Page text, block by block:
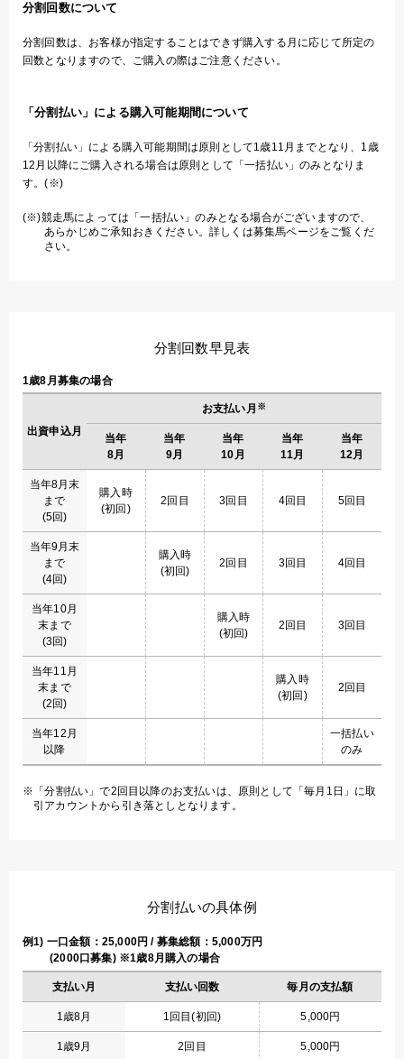
分割回数について
分割回数は、お客様が指定することはできず購入する月に応じて所定の
回数となりますので、ご購入の際はご注意ください。
「分割払い」による購入可能期間について
「分割払い」による購入可能期間は原則として1歳11月までとなり、1歳
12月以降にご購入される場合は原則として「一括払い」のみとなりま
す。(※)
(※)競走馬によっては「一括払い」のみとなる場合がございますので、
あらかじめご承知おきください。詳しくは募集馬ページをご覧くだ
さい。
分割回数早見表
1歳8月募集の場合
出資申込月
お支払い月 ※
当年
8月
当年
9月
当年
10月
当年
11月
当年
12月
当年8月末
まで
(5回)
購入時
(初回)
2回目 3回目 4回目 5回目
当年9月末
まで
(4回)
購入時
(初回)
2回目 3回目 4回目
当年10月
末まで
(3回)
購入時
(初回)
2回目 3回目
当年11月
末まで
(2回)
購入時
(初回)
2回目
当年12月
以降
一括払い
のみ
「分割払い」で2回目以降のお支払いは、原則として「毎月1日」に取
引アカウントから引き落としとなります。
分割払いの具体例
例1) 一口金額：25,000円 / 募集総額：5,000万円
(2000口募集) ※1歳8月購入の場合
支払い月 支払い回数 毎月の支払額
1歳8月 1回目(初回) 5,000円
1歳9月 2回目 5,000円